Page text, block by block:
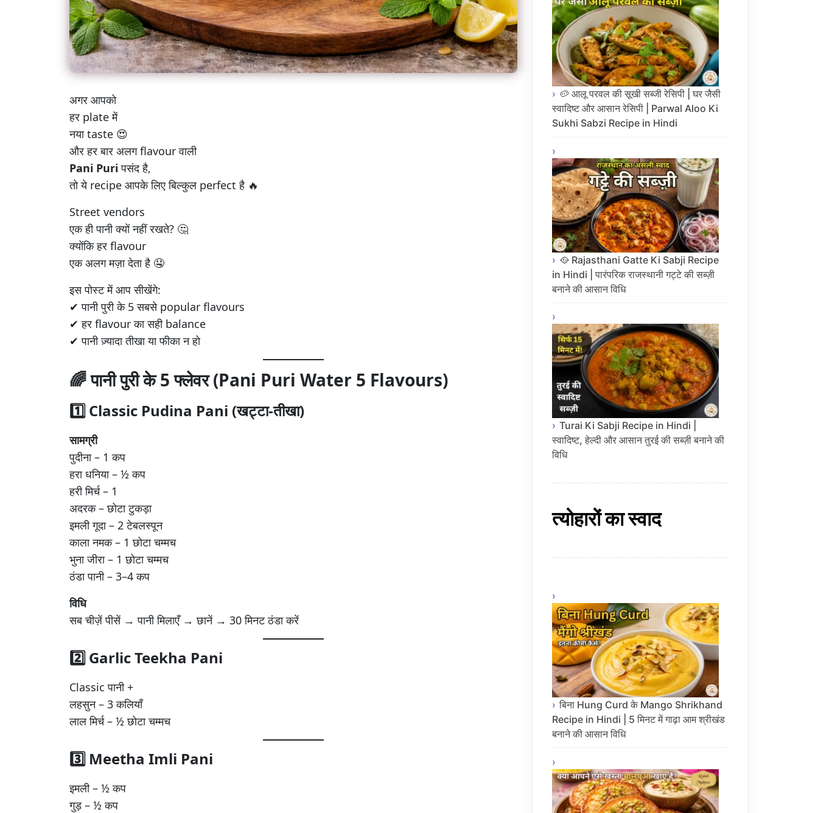
अगर आपको
हर plate में
नया taste 😍
और हर बार अलग flavour वाली
Pani Puriपसंद है,
तो ये recipe आपके लिए बिल्कुल perfect है 🔥
Street vendors
एक ही पानी क्यों नहीं रखते? 🤔
क्योंकि हर flavour
एक अलग मज़ा देता है 🤤
इस पोस्ट में आप सीखेंगे:
✔ पानी पुरी के 5 सबसे popular flavours
✔ हर flavour का सही balance
✔ पानी ज़्यादा तीखा या फीका न हो
🌈 पानी पुरी के 5 फ्लेवर (Pani Puri Water 5 Flavours)
1️⃣ Classic Pudina Pani (खट्टा-तीखा)
सामग्री
पुदीना – 1 कप
हरा धनिया – ½ कप
हरी मिर्च – 1
अदरक – छोटा टुकड़ा
इमली गूदा – 2 टेबलस्पून
काला नमक – 1 छोटा चम्मच
भुना जीरा – 1 छोटा चम्मच
ठंडा पानी – 3–4 कप
विधि
सब चीज़ें पीसें → पानी मिलाएँ → छानें → 30 मिनट ठंडा करें
2️⃣ Garlic Teekha Pani
Classic पानी +
लहसुन – 3 कलियाँ
लाल मिर्च – ½ छोटा चम्मच
3️⃣ Meetha Imli Pani
इमली – ½ कप
गुड़ – ½ कप
🥔 आलू परवल की सूखी सब्जी रेसिपी | घर जैसी
स्वादिष्ट और आसान रेसिपी | Parwal Aloo Ki
Sukhi Sabzi Recipe in Hindi
🥘 Rajasthani Gatte Ki Sabji Recipe
in Hindi | पारंपरिक राजस्थानी गट्टे की सब्ज़ी
बनाने की आसान विधि
Turai Ki Sabji Recipe in Hindi |
स्वादिष्ट, हेल्दी और आसान तुरई की सब्ज़ी बनाने की
विधि
त्योहारों का स्वाद
बिना Hung Curd के Mango Shrikhand
Recipe in Hindi | 5 मिनट में गाढ़ा आम श्रीखंड
बनाने की आसान विधि